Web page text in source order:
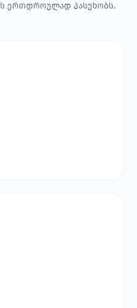
ერთდროულად პასუხობს.